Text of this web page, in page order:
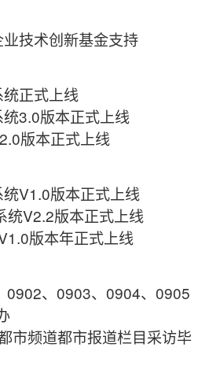
技术创新基金支持
正式上线
3.0版本正式上线
版本正式上线
V1.0版本正式上线
统V2.2版本正式上线
版本年正式上线
0902、0903、0904、0905
市频道都市报道栏目采访毕